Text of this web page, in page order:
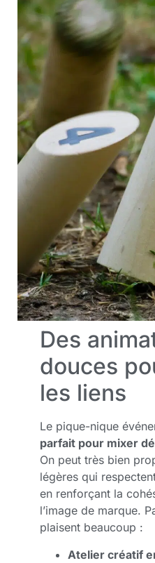
Des
douces
les liens
Le pique-nique
parfait pour mixer
On peut très bien
légères qui
en renforçant la
l’image de marque.
plaisent beaucoup :
Atelier créatif